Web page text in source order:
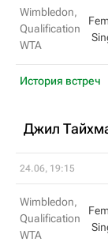
Wimbledon,
Qualification
WTA
История встреч
Джил
24.06, 19:15
Wimbledon,
Qualification
WTA